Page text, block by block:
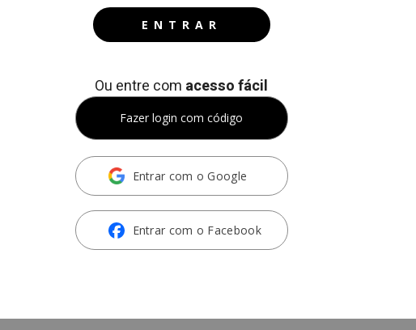
ENTRAR
Ou entre com acesso fácil
Fazer login com código
Entrar com o Google
Entrar com o Facebook